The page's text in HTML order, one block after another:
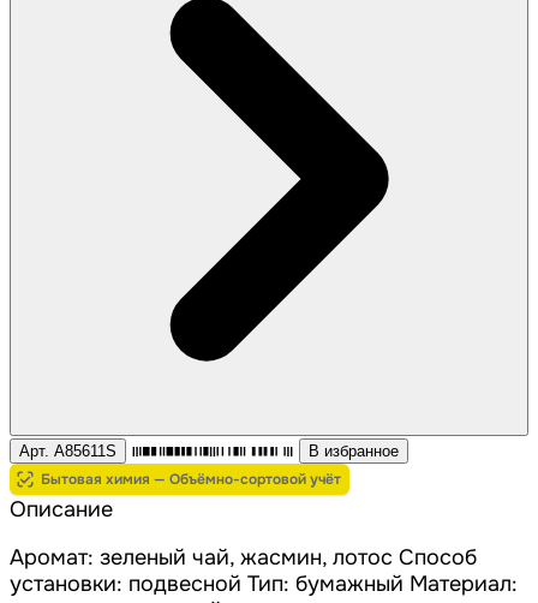
Арт. A85611S В избранное
Бытовая химия — Объёмно-сортовой учёт
Описание
Аромат: зеленый чай, жасмин, лотос Способ
установки: подвесной Тип: бумажный Материал: